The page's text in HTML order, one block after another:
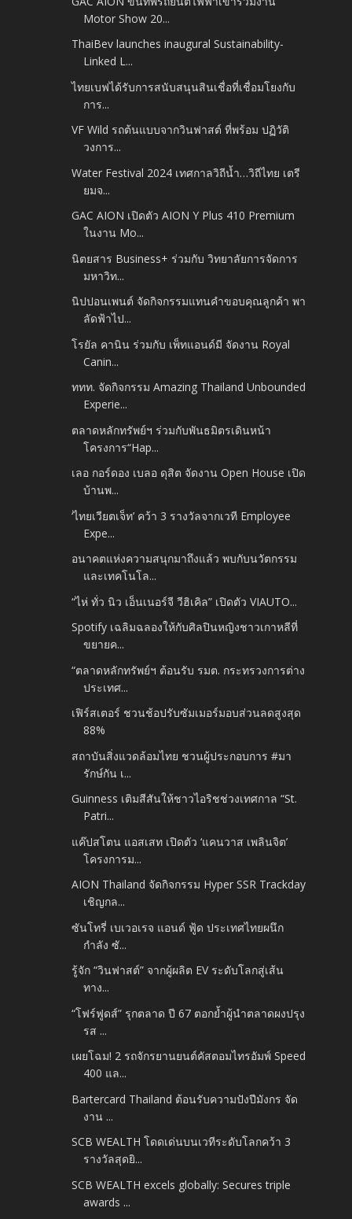
Motor Show 20...
ThaiBev launches inaugural Sustainability-
Linked L...
ไทยเบฟได้รับการสนับสนุนสินเชื่อที่เชื่อมโยงกับ
การ...
VF Wild รถต้นแบบจากวินฟาสต์ ที่พร้อม ปฏิวัติ
วงการ...
Water Festival 2024 เทศกาลวิถีน้ำ…วิถีไทย เตรี
ยมจ...
GAC AION เปิดตัว AION Y Plus 410 Premium
ในงาน Mo...
นิตยสาร Business+ ร่วมกับ วิทยาลัยการจัดการ
มหาวิท...
นิปปอนเพนต์ จัดกิจกรรมแทนคำขอบคุณลูกค้า พา
ลัดฟ้าไป...
โรยัล คานิน ร่วมกับ เพ็ทแอนด์มี จัดงาน Royal
Canin...
ททท. จัดกิจกรรม Amazing Thailand Unbounded
Experie...
ตลาดหลักทรัพย์ฯ ร่วมกับพันธมิตรเดินหน้า
โครงการ“Hap...
เลอ กอร์ดอง เบลอ ดุสิต จัดงาน Open House เปิด
บ้านพ...
‘ไทยเวียตเจ็ท’ คว้า 3 รางวัลจากเวที Employee
Expe...
อนาคตแห่งความสนุกมาถึงแล้ว พบกับนวัตกรรม
และเทคโนโล...
“ไห่ ทั่ว นิว เอ็นเนอร์จี วีฮิเคิล” เปิดตัว VIAUTO...
Spotify เฉลิมฉลองให้กับศิลปินหญิงชาวเกาหลีที่
ขยายค...
“ตลาดหลักทรัพย์ฯ ต้อนรับ รมต. กระทรวงการต่าง
ประเทศ...
เฟิร์สเตอร์ ชวนช้อปรับซัมเมอร์มอบส่วนลดสูงสุด
88%
สถาบันสิ่งแวดล้อมไทย ชวนผู้ประกอบการ #มา
รักษ์กัน เ...
Guinness เติมสีสันให้ชาวไอริชช่วงเทศกาล “St.
Patri...
แค๊ปสโตน แอสเสท เปิดตัว ‘แคนวาส เพลินจิต’
โครงการม...
AION Thailand จัดกิจกรรม Hyper SSR Trackday
เชิญกล...
ซันโทรี่ เบเวอเรจ แอนด์ ฟู้ด ประเทศไทยผนึก
กำลัง ซั...
รู้จัก “วินฟาสต์” จากผู้ผลิต EV ระดับโลกสู่เส้น
ทาง...
“โฟร์ฟูดส์” รุกตลาด ปี 67 ตอกย้ำผู้นำตลาดผงปรุง
รส ...
เผยโฉม! 2 รถจักรยานยนต์คัสตอมไทรอัมพ์ Speed
400 แล...
Bartercard Thailand ต้อนรับความปังปีมังกร จัด
งาน ...
SCB WEALTH โดดเด่นบนเวทีระดับโลกคว้า 3
รางวัลสุดยิ...
SCB WEALTH excels globally: Secures triple
awards ...